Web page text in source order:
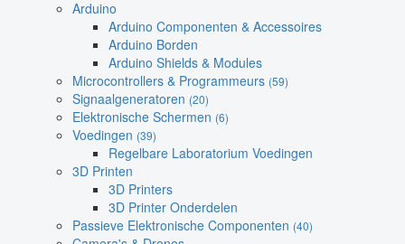
Arduino
Arduino Componenten & Accessoires
Arduino Borden
Arduino Shields & Modules
Microcontrollers & Programmeurs (59)
Signaalgeneratoren (20)
Elektronische Schermen (6)
Voedingen (39)
Regelbare Laboratorium Voedingen
3D Printen
3D Printers
3D Printer Onderdelen
Passieve Elektronische Componenten (40)